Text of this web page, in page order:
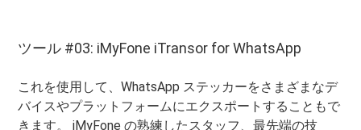
ツール #03: iMyFone iTransor for WhatsApp
これを使用して、WhatsApp ステッカーをさまざまなデ
バイスやプラットフォームにエクスポートすることもで
きます。 iMyFone の熟練したスタッフ、最先端の技